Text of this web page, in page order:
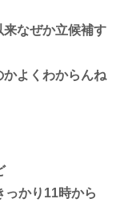
なぜか立候補す
よくわからんね
っかり11時から